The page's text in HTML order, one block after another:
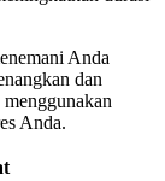
Anda
dan
Anda.